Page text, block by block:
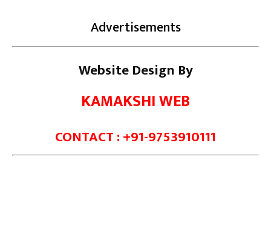
Advertisements
Website Design By
KAMAKSHI WEB
CONTACT : +91-9753910111